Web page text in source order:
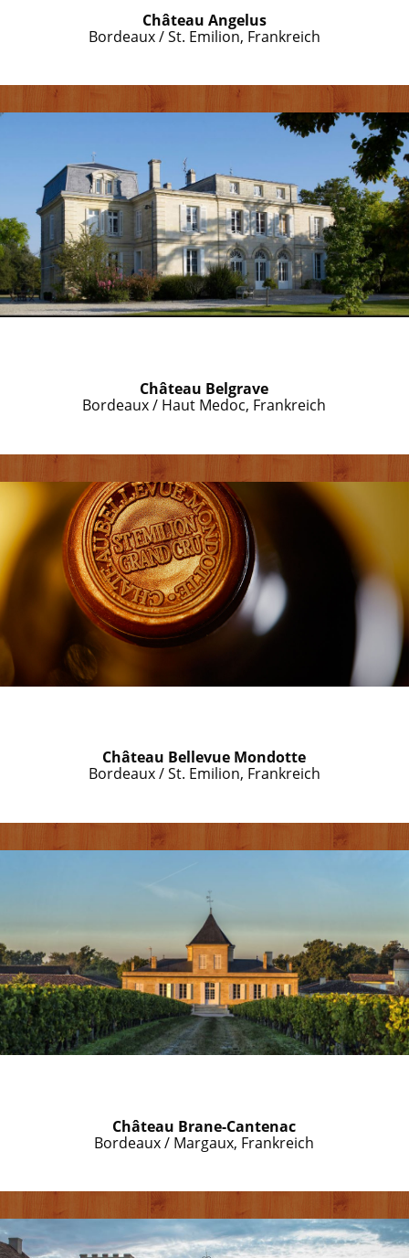
Château Angelus
Bordeaux / St. Emilion, Frankreich
Château Belgrave
Bordeaux / Haut Medoc, Frankreich
Château Bellevue Mondotte
Bordeaux / St. Emilion, Frankreich
Château Brane-Cantenac
Bordeaux / Margaux, Frankreich